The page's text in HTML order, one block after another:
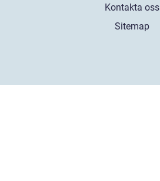
Kontakta oss
Sitemap